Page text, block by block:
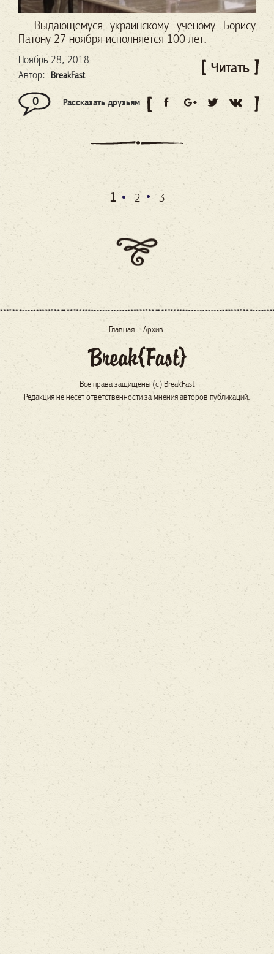
Выдающемуся украинскому ученому Борису
Патону 27 ноября исполняется 100 лет.
Ноябрь 28, 2018
Автор:
BreakFast Читать
0 Рассказать друзьям
1 2 3
Главная Архив
Все права защищены (c) BreakFast
Редакция не несёт ответственности за мнения авторов публикаций.